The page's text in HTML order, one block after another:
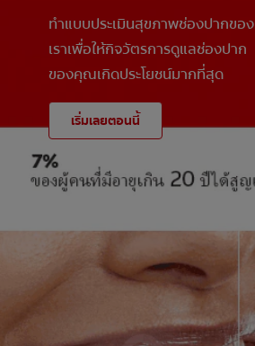
ทำแบบประเมินสุขภาพช่องปากของ
เราเพื่อให้กิจวัตรการดูแลช่องปาก
ของคุณเกิดประโยชน์มากที่สุด
เริ่มเลยตอนนี้